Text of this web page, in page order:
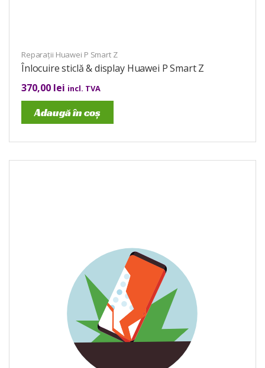
Reparații Huawei P Smart Z
Înlocuire sticlă & display Huawei P Smart Z
370,00 lei incl. TVA
Adaugă în coș